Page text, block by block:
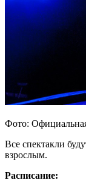
Фото:
Все спектакли
взрослым.
Расписание: